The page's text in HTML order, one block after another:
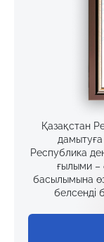
Қазақстан
Республика
ғылыми –
басылымына
белсенді